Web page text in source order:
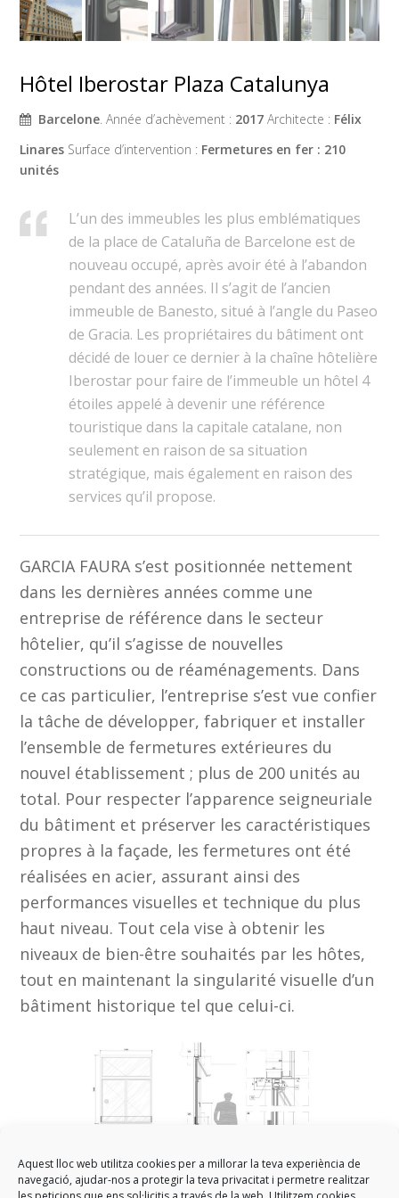
Aquest lloc web utilitza cookies per a millorar la teva experiència de
navegació, ajudar-nos a protegir la teva privacitat i permetre realitzar
Hôtel Iberostar Plaza Catalunya
Barcelone. Année d’achèvement : 2017Architecte : Félix
Linares Surface d’intervention : Fermetures en fer : 210
unités
L’un des immeubles les plus emblématiques
de la place de Cataluña de Barcelone est de
nouveau occupé, après avoir été à l’abandon
pendant des années. Il s’agit de l’ancien
immeuble de Banesto, situé à l’angle du Paseo
de Gracia. Les propriétaires du bâtiment ont
décidé de louer ce dernier à la chaîne hôtelière
Iberostar pour faire de l’immeuble un hôtel 4
étoiles appelé à devenir une référence
touristique dans la capitale catalane, non
seulement en raison de sa situation
stratégique, mais également en raison des
services qu’il propose.
GARCIA FAURAs’est positionnée nettement
dans les dernières années comme une
entreprise de référence dans le secteur
hôtelier, qu’il s’agisse de nouvelles
constructions ou de réaménagements. Dans
ce cas particulier, l’entreprise s’est vue confier
la tâche de développer, fabriquer et installer
l’ensemble de fermetures extérieures du
nouvel établissement ; plus de 200 unités au
total. Pour respecter l’apparence seigneuriale
du bâtiment et préserver les caractéristiques
propres à la façade, les fermetures ont été
réalisées en acier, assurant ainsi des
performances visuelles et technique du plus
haut niveau. Tout cela vise à obtenir les
niveaux de bien-être souhaités par les hôtes,
tout en maintenant la singularité visuelle d’un
bâtiment historique tel que celui-ci.